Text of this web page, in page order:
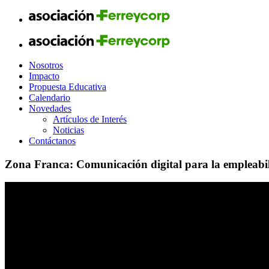
Nosotros
Impacto
Propuesta Educativa
Calendario
Novedades
Artículos de Interés
Noticias
Contáctanos
Zona Franca: Comunicación digital para la